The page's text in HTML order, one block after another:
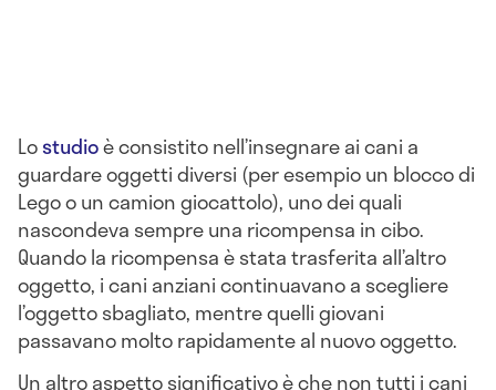
Lostudioè consistito nell’insegnare ai cani a
guardare oggetti diversi (per esempio un blocco di
Lego o un camion giocattolo), uno dei quali
nascondeva sempre una ricompensa in cibo.
Quando la ricompensa è stata trasferita all’altro
oggetto, i cani anziani continuavano a scegliere
l’oggetto sbagliato, mentre quelli giovani
passavano molto rapidamente al nuovo oggetto.
Un altro aspetto significativo è che non tutti i cani